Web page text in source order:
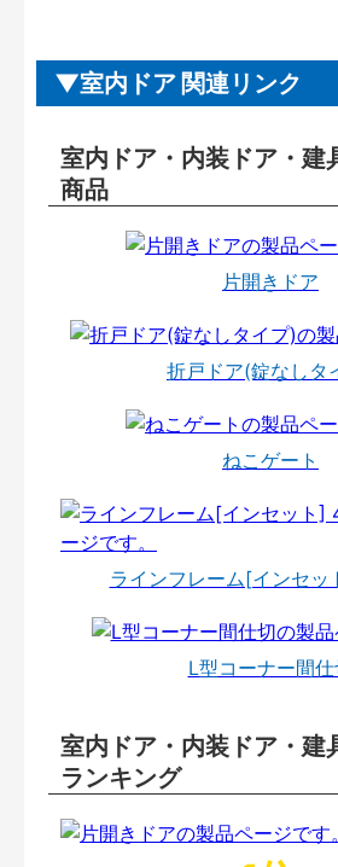
室内ドア 関連リンク
室内ドア・内装ドア・建
商品
片開きドア
折戸ドア(錠なしタ
ねこゲート
ラインフレーム[インセッ
L型コーナー間仕
室内ドア・内装ドア・建
ランキング